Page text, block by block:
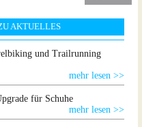
AKTUELLES
und Trailrunning
mehr lesen >>
für Schuhe
mehr lesen >>